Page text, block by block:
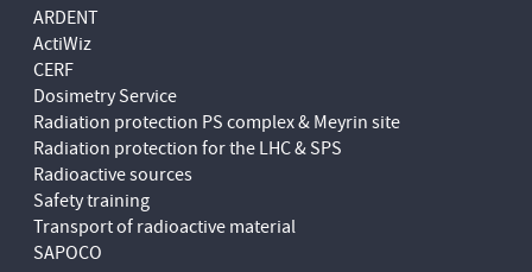
ARDENT
ActiWiz
CERF
Dosimetry Service
Radiation protection PS complex & Meyrin site
Radiation protection for the LHC & SPS
Radioactive sources
Safety training
Transport of radioactive material
SAPOCO